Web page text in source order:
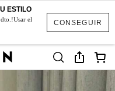
CONSEGUIR
ESTILO
el